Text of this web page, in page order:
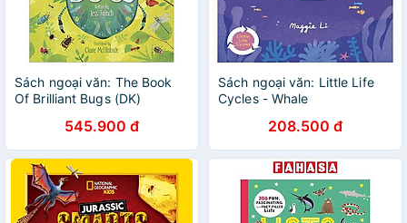
Sách ngoại văn: The Book
Of Brilliant Bugs (DK)
545.900 đ
Sách ngoại văn: Little Life
Cycles - Whale
208.500 đ